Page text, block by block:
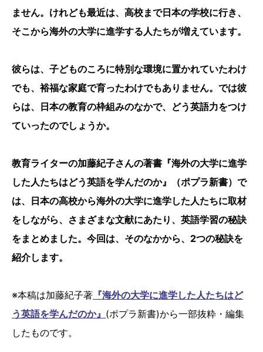
ません。けれども最近は、高校まで日本の学校に行き、
そこから海外の大学に進学する人たちが増えています。
彼らは、子どものころに特別な環境に置かれていたわけ
でも、裕福な家庭で育ったわけでもありません。では彼
らは、日本の教育の枠組みのなかで、どう英語力をつけ
ていったのでしょうか。
教育ライターの加藤紀子さんの著書『海外の大学に進学
した人たちはどう英語を学んだのか』（ポプラ新書）で
は、日本の高校から海外の大学に進学した人たちに取材
をしながら、さまざまな文献にあたり、英語学習の秘訣
をまとめました。今回は、そのなかから、2つの秘訣を
紹介します。
※本稿は加藤紀子著 『海外の大学に進学した人たちはど
う英語を学んだのか』 (ポプラ新書)から一部抜粋・編集
したものです。